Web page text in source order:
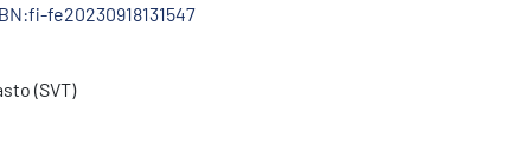
fe20230918131547
(SVT)